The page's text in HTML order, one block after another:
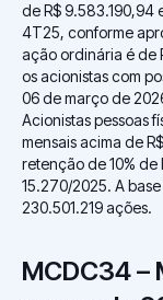
de R$ 9.583.190,94
4T25, conforme
ação ordinária é de
os acionistas com
06 de março de
Acionistas pessoas
mensais acima de
retenção de 10% de
15.270/2025. A
230.501.219 ações.
MCDC34 –